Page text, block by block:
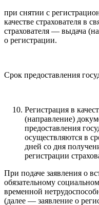
при снятии с
качестве страхователя в
страхователя — выдача
о регистрации.
Срок предоставления
Регистрация в
(направление)
предоставления
осуществляются в
дней со дня
регистрации
При подаче заявления о
обязательному
временной
(далее — заявление о